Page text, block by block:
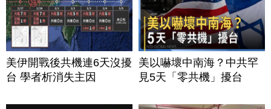
美伊開戰後共機連6天沒擾
台 學者析消失主因
美以嚇壞中南海？中共罕
見5天「零共機」擾台